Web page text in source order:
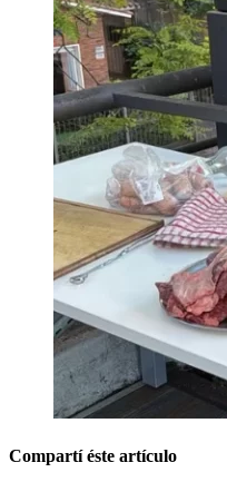
Compartí éste artículo